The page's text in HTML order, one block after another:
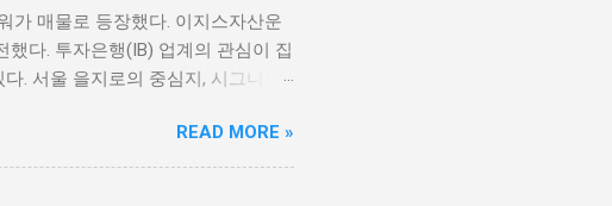
가 매물로 등장했다. 이지스자산운
다. 투자은행(IB) 업계의 관심이 집
. 서울 을지로의 중심지, 시그니쳐
끌어왔다. 특히, 시그니쳐타워는 서
드러진다. 이 건물은 총 20층 규모
학그룹의 본사로 활용되어 왔다.
READ MORE »